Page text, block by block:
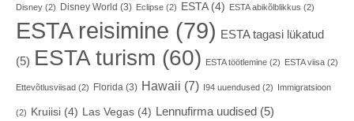
Disney (2) Disney World (3) Eclipse (2) ESTA(4) ESTA abikõlblikkus (2)
ESTA reisimine (79) ESTA tagasi lükatud
(5) ESTA turism (60) ESTA töötlemine (2) ESTA viisa (2)
Ettevõtlusviisad (2) Florida (3) Hawaii (7) I94 uuendused (2) Immigratsioon
(2) Kruiisi (4) Las Vegas (4) Lennufirma uudised (5)